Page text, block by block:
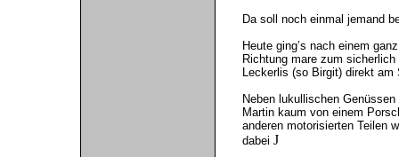
Da soll noch einmal jemand
Heute ging’s nach einem
Richtung mare zum
Leckerlis (so Birgit) direkt am
Neben lukullischen
Martin kaum von einem
anderen motorisierten Teilen
dabei J